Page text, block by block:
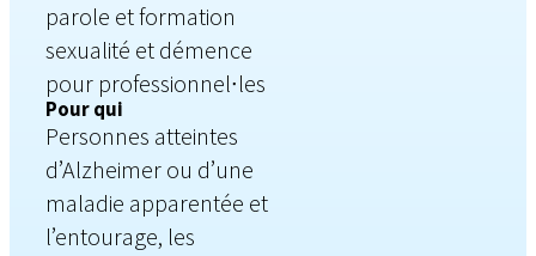
parole et formation
sexualité et démence
pour professionnel∙les
Pour qui
Personnes atteintes
d’Alzheimer ou d’une
maladie apparentée et
l’entourage, les